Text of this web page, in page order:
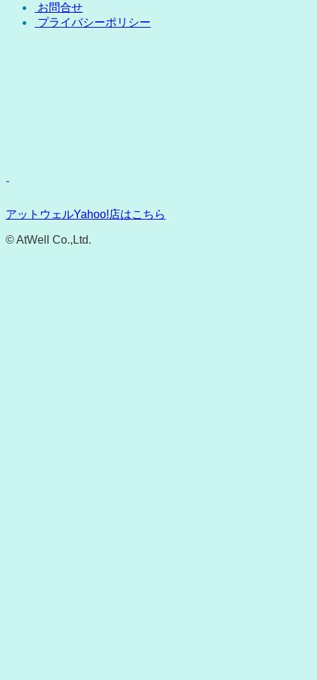
お問合せ
プライバシーポリシー
アットウェルYahoo!店はこちら
© AtWell Co.,Ltd.